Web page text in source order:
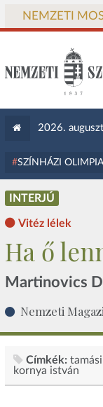
NEMZETI
2026.
SZÍNHÁZI OLIMPIA
INTERJÚ
Vitéz lélek
Ha ő
Martinovics
Nemzeti
Címkék:
kornya istván